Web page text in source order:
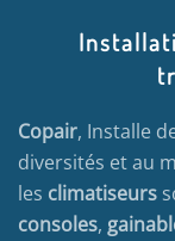
Copair, Installe
diversités et au
les climatiseurs
consoles,